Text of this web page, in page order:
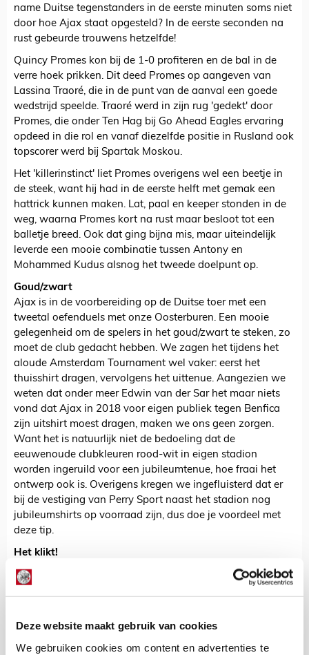
Deze website maakt gebruik van cookies
We gebruiken cookies om content en advertenties te
name Duitse tegenstanders in de eerste minuten soms niet
door hoe Ajax staat opgesteld? In de eerste seconden na
rust gebeurde trouwens hetzelfde!
Quincy Promes kon bij de 1-0 profiteren en de bal in de
verre hoek prikken. Dit deed Promes op aangeven van
Lassina Traoré, die in de punt van de aanval een goede
wedstrijd speelde. Traoré werd in zijn rug 'gedekt' door
Promes, die onder Ten Hag bij Go Ahead Eagles ervaring
opdeed in die rol en vanaf diezelfde positie in Rusland ook
topscorer werd bij Spartak Moskou.
Het 'killerinstinct' liet Promes overigens wel een beetje in
de steek, want hij had in de eerste helft met gemak een
hattrick kunnen maken. Lat, paal en keeper stonden in de
weg, waarna Promes kort na rust maar besloot tot een
balletje breed. Ook dat ging bijna mis, maar uiteindelijk
leverde een mooie combinatie tussen Antony en
Mohammed Kudus alsnog het tweede doelpunt op.
Goud/zwart
Ajax is in de voorbereiding op de Duitse toer met een
tweetal oefenduels met onze Oosterburen. Een mooie
gelegenheid om de spelers in het goud/zwart te steken, zo
moet de club gedacht hebben. We zagen het tijdens het
aloude Amsterdam Tournament wel vaker: eerst het
thuisshirt dragen, vervolgens het uittenue. Aangezien we
weten dat onder meer Edwin van der Sar het maar niets
vond dat Ajax in 2018 voor eigen publiek tegen Benfica
zijn uitshirt moest dragen, maken we ons geen zorgen.
Want het is natuurlijk niet de bedoeling dat de
eeuwenoude clubkleuren rood-wit in eigen stadion
worden ingeruild voor een jubileumtenue, hoe fraai het
ontwerp ook is. Overigens kregen we ingefluisterd dat er
bij de vestiging van Perry Sport naast het stadion nog
jubileumshirts op voorraad zijn, dus doe je voordeel met
deze tip.
Het klikt!
Als je naar dit Ajax kijkt, heb je het idee dat de ploeg barst
van de kwaliteit en frisse energie. Ten tijde van de
coronastop leek het alsof de Ajacieden voetbalden met
Sprankelend haast. Kijk eens naar Noussair Mazraoui, die
veel meer wegheeft van de rechtsback die twee seizoenen